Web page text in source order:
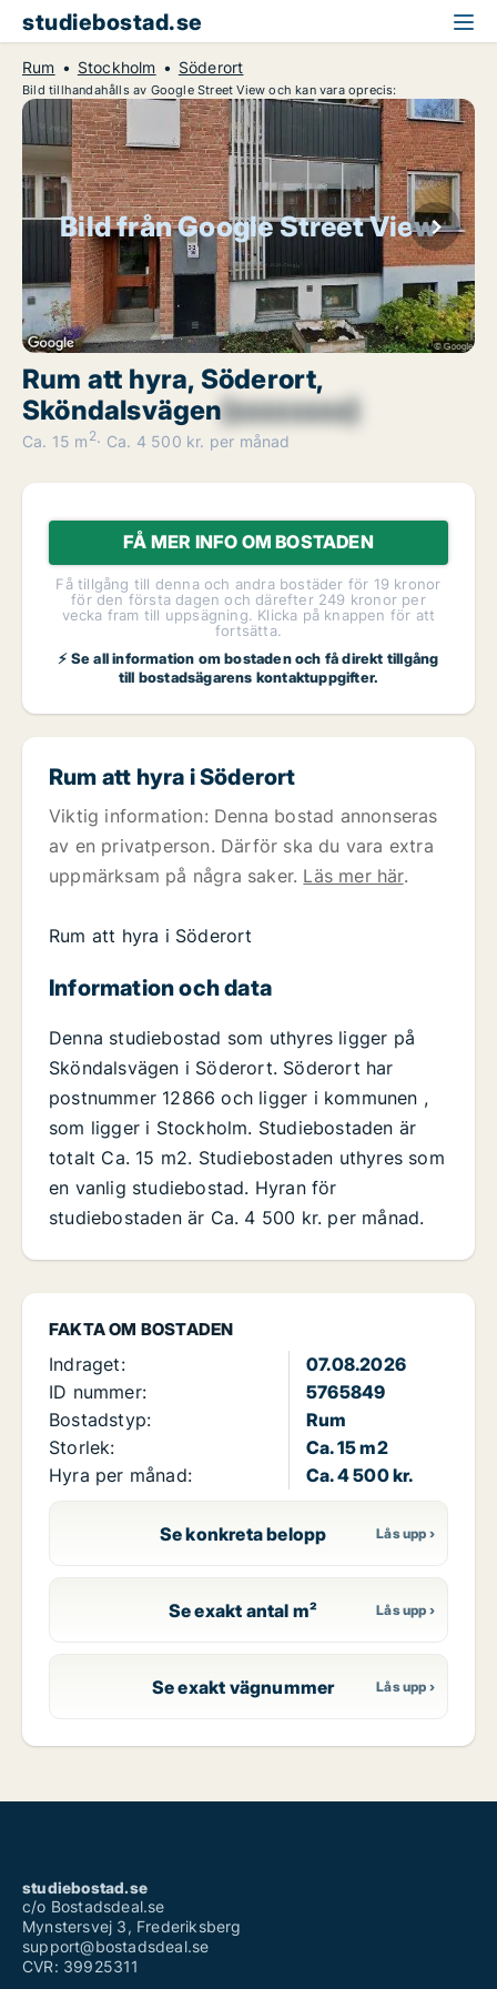
studiebostad.se
Rum Stockholm Söderort
Bild tillhandahålls av Google Street View och kan vara oprecis:
Bild från Google Street View
Rum att hyra, Söderort,
Sköndalsvägen[xxxxxxxx]
Ca. 15 m 2 Ca. 4 500 kr. per månad
FÅ MER INFO OM BOSTADEN
Få tillgång till denna och andra bostäder för 19 kronor
för den första dagen och därefter 249 kronor per
vecka fram till uppsägning. Klicka på knappen för att
fortsätta.
⚡ Se all information om bostaden och få direkt tillgång
till bostadsägarens kontaktuppgifter.
FAKTA OM BOSTADEN
Indraget:
07.08.2026
ID nummer:
5765849
Bostadstyp:
Rum
Storlek:
Ca. 15 m2
Hyra per månad:
Ca. 4 500 kr.
Se konkreta belopp
Se exakt antal m²
Se exakt vägnummer
Rum att hyra i Söderort
Viktig information: Denna bostad annonseras
av en privatperson. Därför ska du vara extra
uppmärksam på några saker. Läs mer här.
Rum att hyra i Söderort
Information och data
Denna studiebostad som uthyres ligger på
Sköndalsvägen i Söderort. Söderort har
postnummer 12866 och ligger i kommunen ,
som ligger i Stockholm. Studiebostaden är
totalt Ca. 15 m2. Studiebostaden uthyres som
en vanlig studiebostad. Hyran för
studiebostaden är Ca. 4 500 kr. per månad.
studiebostad.se
c/o Bostadsdeal.se
Mynstersvej 3, Frederiksberg
support@bostadsdeal.se
CVR: 39925311